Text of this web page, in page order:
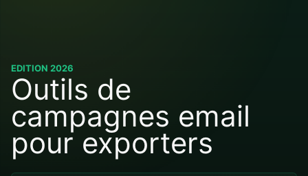
EDITION 2026
Outils de
campagnes email
pour exporters